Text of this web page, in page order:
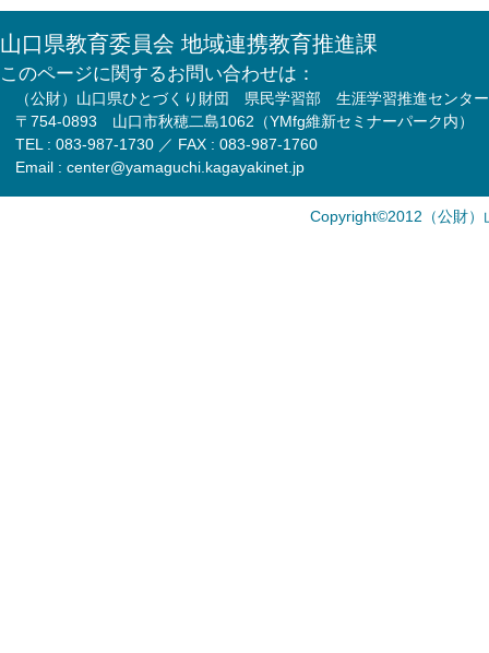
山口県教育委員会 地域連携教育推進課
このページに関するお問い合わせは：
（公財）山口県ひとづくり財団 県民学習部 生涯学習推進センター
〒754-0893 山口市秋穂二島1062（YMfg維新セミナーパーク内）
TEL : 083-987-1730 ／ FAX : 083-987-1760
Email : center@yamaguchi.kagayakinet.jp
Copyright©2012（公財）